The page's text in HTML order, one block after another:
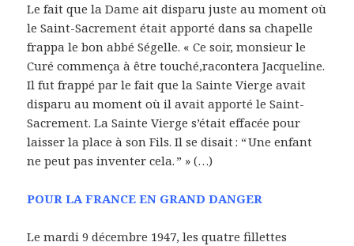
Le fait que la Dame ait disparu juste au moment où
le Saint-Sacrement était apporté dans sa chapelle
frappa le bon abbé Ségelle. « Ce soir, monsieur le
Curé commença à être touché,racontera Jacqueline.
Il fut frappé par le fait que la Sainte Vierge avait
disparu au moment où il avait apporté le Saint-
Sacrement. La Sainte Vierge s’était effacée pour
laisser la place à son Fils. Il se disait : “ Une enfant
ne peut pas inventer cela. ” » (…)
POUR LA FRANCE EN GRAND DANGER
Le mardi 9 décembre 1947, les quatre fillettes